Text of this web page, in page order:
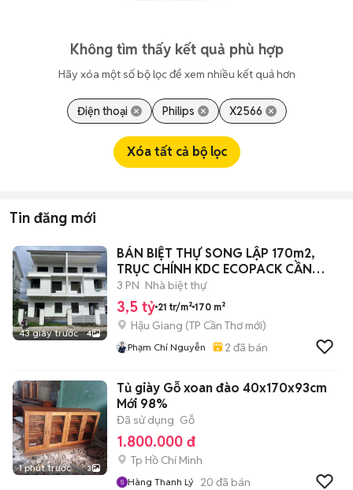
Không tìm thấy kết quả phù hợp
Hãy xóa một số bộ lọc để xem nhiều kết quả hơn
Điện thoại Philips X2566
Xóa tất cả bộ lọc
Tin đăng mới
43 giây trước 4
BÁN BIỆT THỰ SONG LẬP 170m2,
TRỤC CHÍNH KDC ECOPACK CẦN
THƠ.
3 PN Nhà biệt thự
3,5 tỷ 21 tr/m² 170 m²
Hậu Giang (TP Cần Thơmới)
Phạm Chí Nguyễn 2 đã bán
1 phút trước 3
Tủ giày Gỗ xoan đào 40x170x93cm
Mới 98%
Đã sử dụng Gỗ
1.800.000 đ
Tp Hồ Chí Minh
Hàng Thanh Lý 20 đã bán